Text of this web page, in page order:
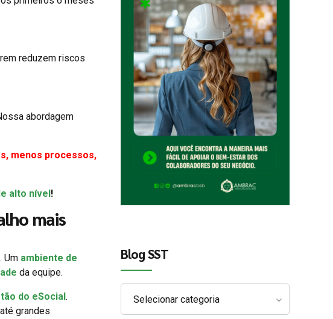
reduzem riscos
abordagem
menos processos,
alto nível!
mais
Um ambiente de
da equipe.
do eSocial .
grandes
Blog SST
Selecionar categoria